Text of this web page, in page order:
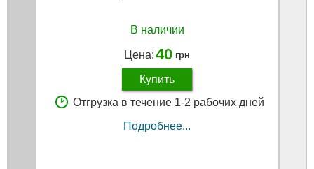
В наличии
Цена:40 грн
Купить
Отгрузка в течение 1-2 рабочих дней
Подробнее...